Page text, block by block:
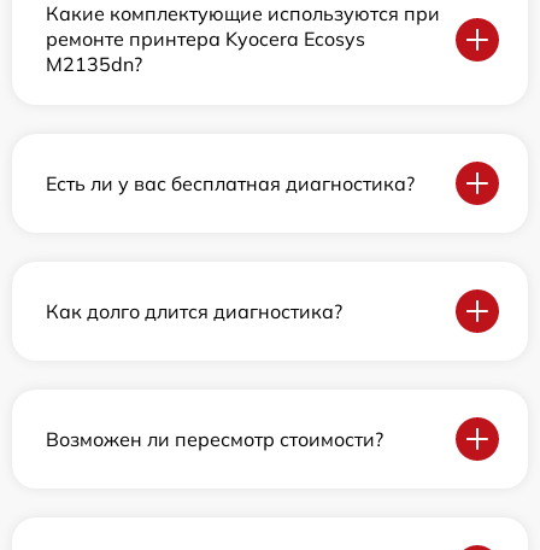
Какие комплектующие используются при
ремонте принтера Kyocera Ecosys
M2135dn?
Есть ли у вас бесплатная диагностика?
Как долго длится диагностика?
Возможен ли пересмотр стоимости?